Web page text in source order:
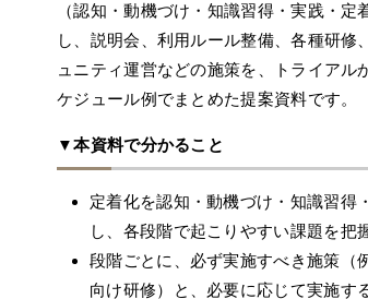
（認知・動機づけ・知識習得・実践・
し、説明会、利用ルール整備、各種研修
ュニティ運営などの施策を、トライアル
ケジュール例でまとめた提案資料です。
▼本資料で分かること
定着化を認知・動機づけ・知識習得
し、各段階で起こりやすい課題を把
段階ごとに、必ず実施すべき施策（
向け研修）と、必要に応じて実施す